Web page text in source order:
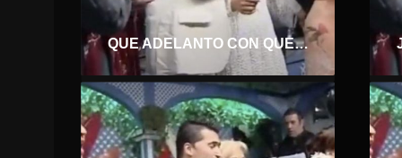
QUE ADELANTO CON QUERERTE